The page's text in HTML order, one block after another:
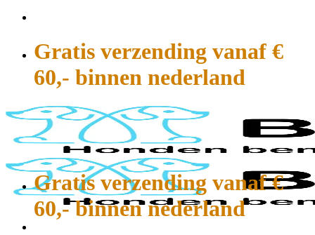
Gratis verzending vanaf €
60,- binnen nederland
Gratis verzending vanaf €
60,- binnen nederland